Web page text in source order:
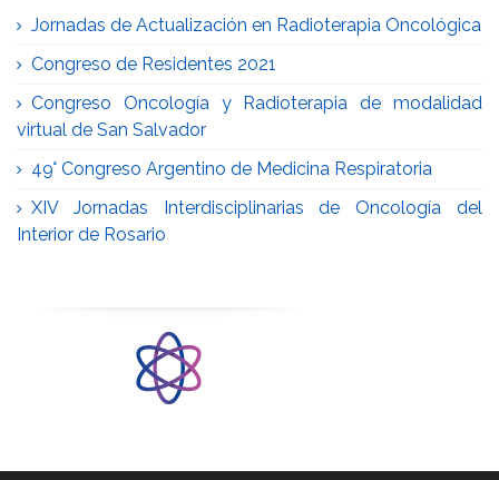
Jornadas de Actualización en Radioterapia Oncológica
Congreso de Residentes 2021
Congreso Oncología y Radioterapia de modalidad
virtual de San Salvador
49° Congreso Argentino de Medicina Respiratoria
XIV Jornadas Interdisciplinarias de Oncología del
Interior de Rosario